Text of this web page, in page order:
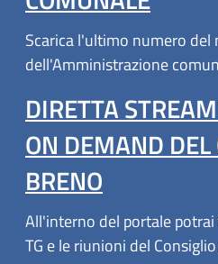
Scarica l'ultimo numero del
dell'Amministrazione
DIRETTA
ON DEMAND
BRENO
All'interno del portale
TG e le riunioni del